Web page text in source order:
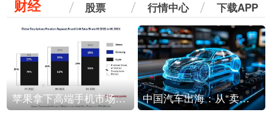
财经 股票 行情中心 下载APP
苹果拿下高端手机市场65%的份额：iPhone 17系列功不可没 中国汽车出海：从“卖出去”到“走进去”